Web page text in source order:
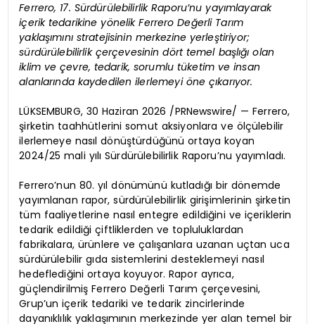
Ferrero, 17. Sürdürülebilirlik Raporu’nu yayımlayarak
içerik tedarikine yönelik Ferrero Değerli Tarım
yaklaşımını stratejisinin merkezine yerleştiriyor;
sürdürülebilirlik çerçevesinin dört temel başlığı olan
iklim ve çevre, tedarik, sorumlu tüketim ve insan
alanlarında kaydedilen ilerlemeyi öne çıkarıyor.
LÜKSEMBURG, 30 Haziran 2026 /PRNewswire/ — Ferrero,
şirketin taahhütlerini somut aksiyonlara ve ölçülebilir
ilerlemeye nasıl dönüştürdüğünü ortaya koyan
2024/25 mali yılı Sürdürülebilirlik Raporu’nu yayımladı.
Ferrero’nun 80. yıl dönümünü kutladığı bir dönemde
yayımlanan rapor, sürdürülebilirlik girişimlerinin şirketin
tüm faaliyetlerine nasıl entegre edildiğini ve içeriklerin
tedarik edildiği çiftliklerden ve topluluklardan
fabrikalara, ürünlere ve çalışanlara uzanan uçtan uca
sürdürülebilir gıda sistemlerini desteklemeyi nasıl
hedeflediğini ortaya koyuyor. Rapor ayrıca,
güçlendirilmiş Ferrero Değerli Tarım çerçevesini,
Grup’un içerik tedariki ve tedarik zincirlerinde
dayanıklılık yaklaşımının merkezinde yer alan temel bir